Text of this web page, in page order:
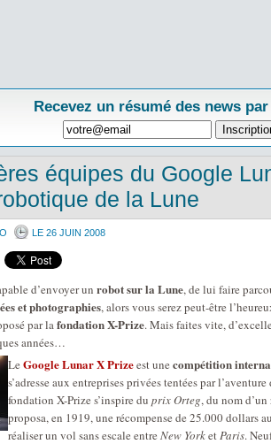
Recevez un résumé des news
équipes du Google
de la Lune
LE 26 JUIN 2008
d’envoyer un robot sur la Lune, de lui faire
et photographies, alors vous serez peut-être
par lafondation X-Prize. Mais faites vite,
années…
Le Google Lunar X Prizeest une compétition
s’adresse aux entreprises privées tentées par l’aventure
fondation X-Prize s’inspire du prix Orteg, du nom
proposa, en 1919, une récompense de 25.000 dollars
réaliser un vol sans escale entre New YorketParis.